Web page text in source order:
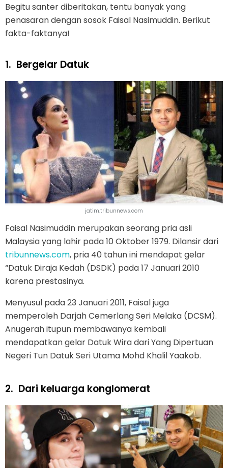
Begitu santer diberitakan, tentu banyak yang
penasaran dengan sosok Faisal Nasimuddin. Berikut
fakta-faktanya!
1. Bergelar Datuk
jatim.tribunnews.com
Faisal Nasimuddin merupakan seorang pria asli
Malaysia yang lahir pada 10 Oktober 1979. Dilansir dari
tribunnews.com, pria 40 tahun ini mendapat gelar
“Datuk Diraja Kedah (DSDK) pada 17 Januari 2010
karena prestasinya.
Menyusul pada 23 Januari 2011, Faisal juga
memperoleh Darjah Cemerlang Seri Melaka (DCSM).
Anugerah itupun membawanya kembali
mendapatkan gelar Datuk Wira dari Yang Dipertuan
Negeri Tun Datuk Seri Utama Mohd Khalil Yaakob.
2. Dari keluarga konglomerat